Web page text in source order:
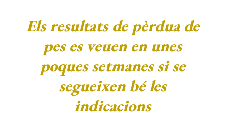
Els resultats de pèrdua de
pes es veuen en unes
poques setmanes si se
segueixen bé les
indicacions